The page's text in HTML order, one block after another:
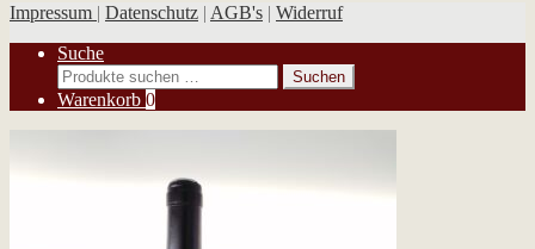
Impressum | Datenschutz | AGB's | Widerruf
Suche
Suchen
nach:
Suchen
Warenkorb 0